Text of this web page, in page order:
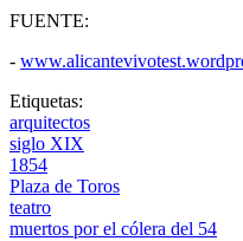
FUENTE:
-
Etiquetas:
arquitectos
siglo XIX
1854
Plaza de Toros
teatro
muertos por el cólera del 54